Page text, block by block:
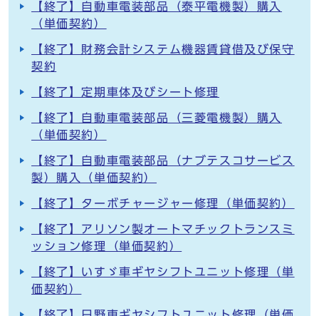
【終了】自動車電装部品（泰平電機製）購入
（単価契約）
【終了】財務会計システム機器賃貸借及び保守
契約
【終了】定期車体及びシート修理
【終了】自動車電装部品（三菱電機製）購入
（単価契約）
【終了】自動車電装部品（ナブテスコサービス
製）購入（単価契約）
【終了】ターボチャージャー修理（単価契約）
【終了】アリソン製オートマチックトランスミ
ッション修理（単価契約）
【終了】いすゞ車ギヤシフトユニット修理（単
価契約）